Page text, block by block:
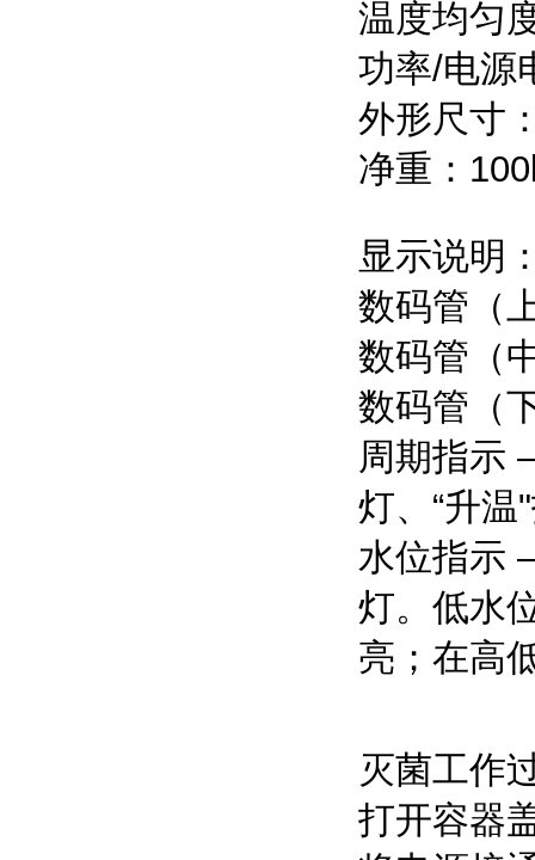
温度均匀
功率/电源
外形尺寸
净重：
显示说明
数码管（
数码管（
数码管（
周期指示
灯、“升温
水位指示
灯。低水
亮；在高
灭菌工作
打开容器